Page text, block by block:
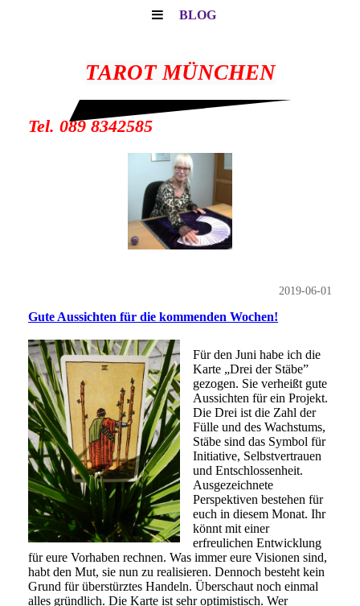
BLOG
TAROT MÜNCHEN
Tel. 089 8342585
2019-06-01
Gute Aussichten für die kommenden Wochen!
Für den Juni habe ich die
Karte „Drei der Stäbe”
gezogen. Sie verheißt gute
Aussichten für ein Projekt.
Die Drei ist die Zahl der
Fülle und des Wachstums,
Stäbe sind das Symbol für
Initiative, Selbstvertrauen
und Entschlossenheit.
Ausgezeichnete
Perspektiven bestehen für
euch in diesem Monat. Ihr
könnt mit einer
erfreulichen Entwicklung
für eure Vorhaben rechnen. Was immer eure Visionen sind,
habt den Mut, sie nun zu realisieren. Dennoch besteht kein
Grund für überstürztes Handeln. Überschaut noch einmal
alles gründlich. Die Karte ist sehr optimistisch. Wer